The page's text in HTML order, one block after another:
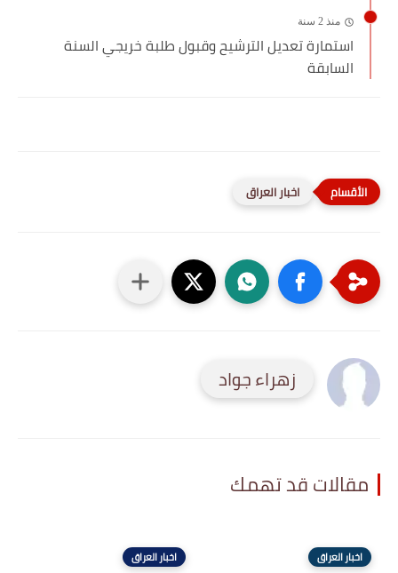
منذ 2 سنة
استمارة تعديل الترشيح وقبول طلبة خريجي السنة
السابقة
اخبار العراق
زهراء جواد
مقالات قد تهمك
اخبار العراق اخبار العراق